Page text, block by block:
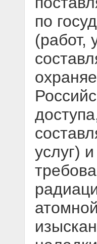
по
(работ,
услуг)